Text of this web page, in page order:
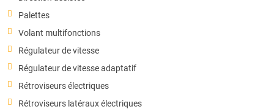
Palettes
Volant multifonctions
Régulateur de vitesse
Régulateur de vitesse adaptatif
Rétroviseurs électriques
Rétroviseurs latéraux électriques